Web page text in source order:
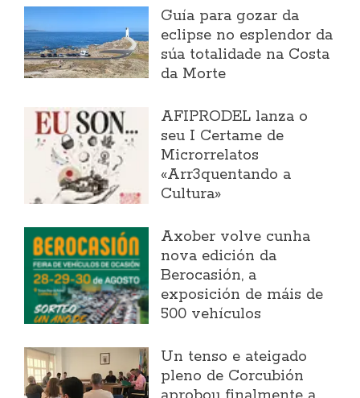
Guía para gozar da
eclipse no esplendor da
súa totalidade na Costa
da Morte
AFIPRODEL lanza o
seu I Certame de
Microrrelatos
«Arr3quentando a
Cultura»
Axober volve cunha
nova edición da
Berocasión, a
exposición de máis de
500 vehículos
Un tenso e ateigado
pleno de Corcubión